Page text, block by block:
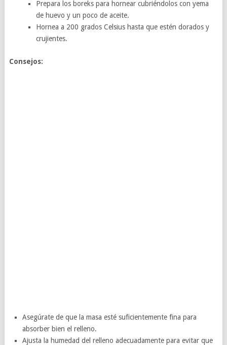
Prepara los boreks para hornear cubriéndolos con yema
de huevo y un poco de aceite.
Hornea a 200 grados Celsius hasta que estén dorados y
crujientes.
Consejos:
Asegúrate de que la masa esté suficientemente fina para
absorber bien el relleno.
Ajusta la humedad del relleno adecuadamente para evitar que